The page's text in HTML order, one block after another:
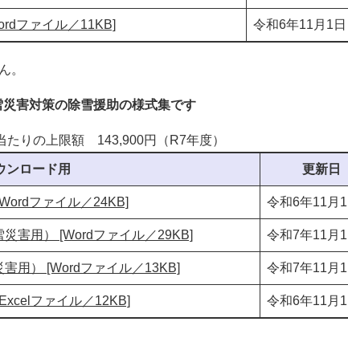
ファイル／11KB] 令和6年11月1日
。
災害対策の除雪援助の様式集です
たりの上限額 143,900円（R7年度）​
ンロード用 更新日
ファイル／24KB] 令和6年11月1
害用） [Wordファイル／29KB] 令和7年11月1
用） [Wordファイル／13KB] 令和7年11月1
ファイル／12KB] 令和6年11月1